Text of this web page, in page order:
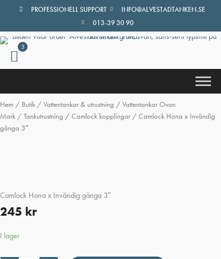
Hoppa
innehåll
PROFESSIONELL SUPPORT
INFO@ALVESTADTANKEN.SE
013-39 30 90
3
Hem / Butik / Vattentankar & utrustning / Vattentankar Ovan
Mark / Tankutrustning / Camlock kopplingar/ Camlock Hona x Invändig
gänga 3″
Camlock Hona x Invändig gänga 3″
245 kr
I lager